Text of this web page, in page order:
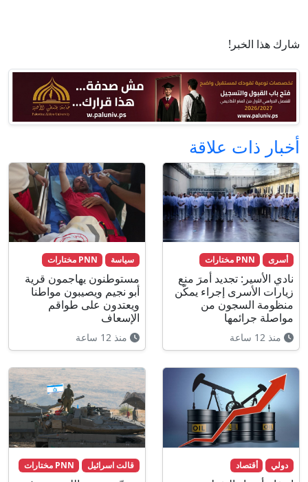
شارك هذا الخبر!
أخبار ذات علاقة
أسرى PNN مختارات
نادي الأسير: تجديد أمرَ منع
زيارات الأسرى إجراء يمكّن
منظومة السجون من
مواصلة جرائمها
منذ 12 ساعة
سياسة PNN مختارات
مستوطنون يهاجمون قرية
أبو نجيم ويصيبون مواطنا
ويعتدون على طواقم
الإسعاف
منذ 12 ساعة
دولي أقتصاد قالت اسرائيل PNN مختارات